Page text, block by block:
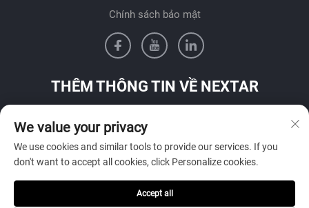
Chính sách bảo mật
THÊM THÔNG TIN VỀ NEXTAR
We value your privacy
We use cookies and similar tools to provide our services. If you
don't want to accept all cookies, click Personalize cookies.
Accept all